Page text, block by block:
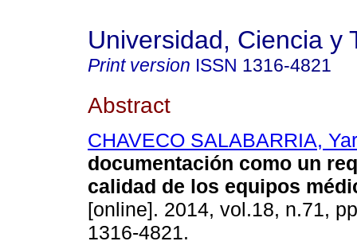
Universidad, Ciencia y
Print version ISSN 1316-4821
Abstract
CHAVECO SALABARRIA,
documentación como un
calidad de los equipos
[online]. 2014, vol.18, n.71,
1316-4821.